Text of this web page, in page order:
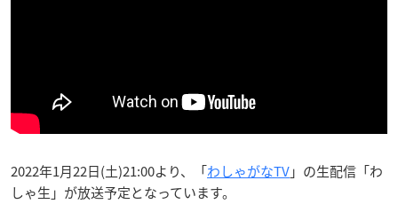
2022年1月22日(土)21:00より、「わしゃがなTV」の生配信「わ
しゃ生」が放送予定となっています。